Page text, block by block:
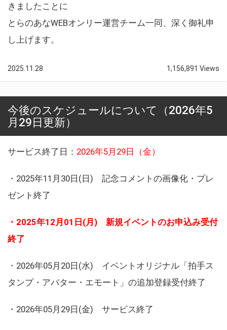
きましたことに
とらのあなWEBオンリー運営チーム一同、深く御礼申
し上げます。
2025.11.28 1,156,891 Views
今後のスケジュールについて（2026年5
月29日更新）
サービス終了日： 2026年5月29日（金）
・2025年11月30日(日) 記念コメントの画像化・プレ
ゼント終了
・2025年12月01日(月) 新規イベントのお申込み受付
終了
・2026年05月20日(水) イベントオリジナル「拍手ス
タンプ・アバター・エモート」の追加登録受付終了
・2026年05月29日(金) サービス終了